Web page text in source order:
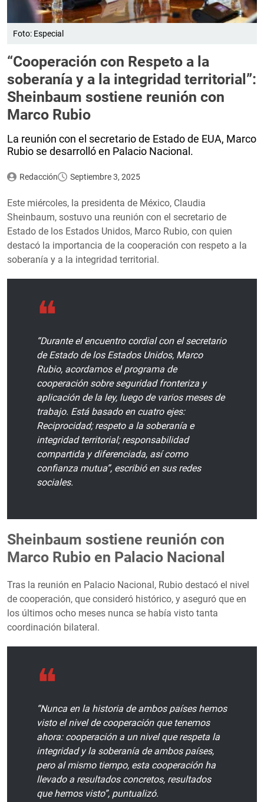
Foto: Especial
“Cooperación con Respeto a la
soberanía y a la integridad territorial”:
Sheinbaum sostiene reunión con
Marco Rubio
La reunión con el secretario de Estado de EUA, Marco
Rubio se desarrolló en Palacio Nacional.
Redacción Septiembre 3, 2025
Este miércoles, la presidenta de México, Claudia
Sheinbaum, sostuvo una reunión con el secretario de
Estado de los Estados Unidos, Marco Rubio, con quien
destacó la importancia de la cooperación con respeto a la
soberanía y a la integridad territorial.
“Durante el encuentro cordial con el secretario
de Estado de los Estados Unidos, Marco
Rubio, acordamos el programa de
cooperación sobre seguridad fronteriza y
aplicación de la ley, luego de varios meses de
trabajo. Está basado en cuatro ejes:
Reciprocidad; respeto a la soberanía e
integridad territorial; responsabilidad
compartida y diferenciada, así como
confianza mutua”, escribió en sus redes
sociales.
Sheinbaum sostiene reunión con
Marco Rubio en Palacio Nacional
Tras la reunión en Palacio Nacional, Rubio destacó el nivel
de cooperación, que consideró histórico, y aseguró que en
los últimos ocho meses nunca se había visto tanta
coordinación bilateral.
“Nunca en la historia de ambos países hemos
visto el nivel de cooperación que tenemos
ahora: cooperación a un nivel que respeta la
integridad y la soberanía de ambos países,
pero al mismo tiempo, esta cooperación ha
llevado a resultados concretos, resultados
que hemos visto”, puntualizó.